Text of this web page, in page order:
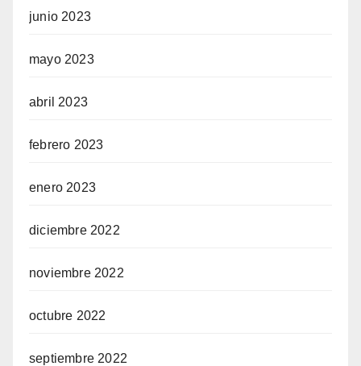
junio 2023
mayo 2023
abril 2023
febrero 2023
enero 2023
diciembre 2022
noviembre 2022
octubre 2022
septiembre 2022